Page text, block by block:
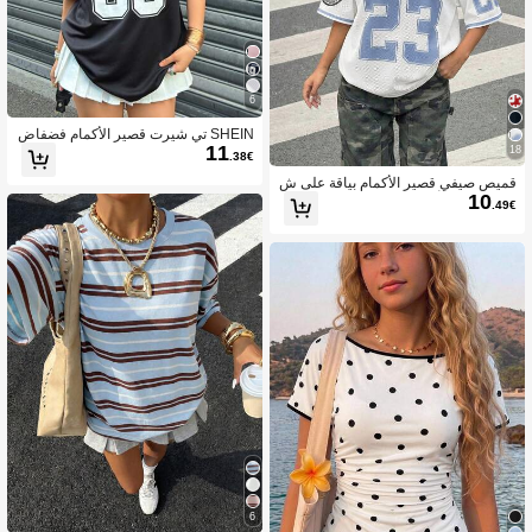
18
قميص صيفي قصير الأكمام بياقة على ش
كل حرف V وألوان متباينة، مناسب للشار
ع والكاجوال والرياضة والعودة للمدرسة و
سبول، جيرسي المراهقات، جيرسي شبك
ي، جيرسي كبير الحجم
10.49€
6
SHEIN تي شيرت قصير الأكمام فضفاض
بياقة على شكل حرف V مناسب للمراهقا
ت، مطبوع عليه إبرة وخيط، وحروف وأرق
11.38€
6